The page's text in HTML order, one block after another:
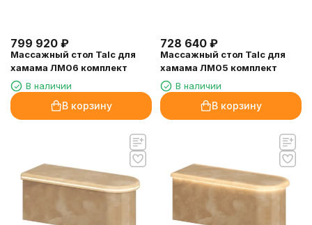
799 920 ₽
Массажный стол Talc для
хамама ЛМ06 комплект
В наличии
В корзину
728 640 ₽
Массажный стол Talc для
хамама ЛМ05 комплект
В наличии
В корзину